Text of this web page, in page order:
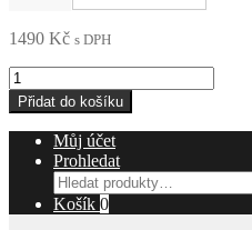
1490 Kč s DPH
Pánská
mikina
s
kapucí
množství
Přidat do košíku
Můj účet
Prohledat
Hledat:
Košík 0